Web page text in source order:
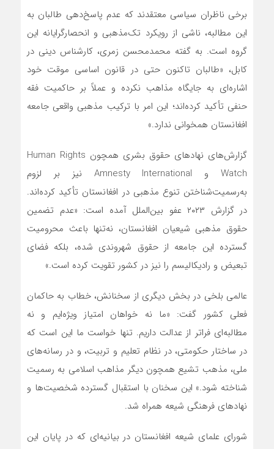
برخی ناظران سیاسی معتقدند که عدم پاسخ‌دهی طالبان به
این مطالبه، ناشی از رویکرد تک‌مذهبی و انحصارگرایانه این
گروه است. به گفته محمدمحسن زمری، کارشناس دینی در
کابل، «طالبان تاکنون حتی در قانون اساسی موقت خود
اشاره‌ای به جایگاه مذاهب نکرده و عملاً بر حاکمیت فقه
حنفی تأکید کرده‌اند؛ این امر با ترکیب مذهبی واقعی جامعه
افغانستان همخوانی ندارد.»
گزارش‌های نهادهای حقوق بشری همچون Human Rights
Watch و Amnesty International نیز بر لزوم
به‌رسمیت‌شناختن تنوع مذهبی در افغانستان تأکید کرده‌اند.
در گزارش ۲۰۲۳ عفو بین‌الملل آمده است: «عدم تضمین
حقوق مذهبی شیعیان افغانستان، نه‌تنها باعث محرومیت
گسترده این جامعه از حقوق شهروندی شده، بلکه فضای
تبعیض و رادیکالیسم را نیز در کشور تقویت کرده است.»
عالمی بلخی در بخش دیگری از سخنانش، خطاب به حاکمان
فعلی کشور گفت: «ما نه خواهان امتیاز ویژه‌ایم و نه
مطالبه‌ای فراتر از عدالت داریم. تنها خواست ما این است که
در ساختار حکومتی، در نظام تعلیم و تربیت، و در رسانه‌های
ملی، مذهب تشیع همچون دیگر مذاهب اسلامی به رسمیت
شناخته شود.» این سخنان با استقبال گسترده شخصیت‌ها و
نهادهای فرهنگی شیعه همراه شد.
شورای علمای شیعه افغانستان در بیانیه‌ای که در پایان این